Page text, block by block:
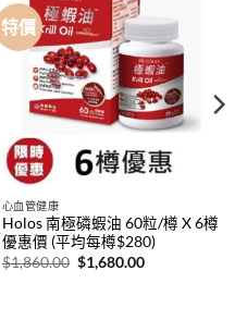
特價
心血管健康
Holos 南極磷蝦油 60粒/樽 X 6樽
優惠價 (平均每樽$280)
$1,860.00 原
$1,680.00目